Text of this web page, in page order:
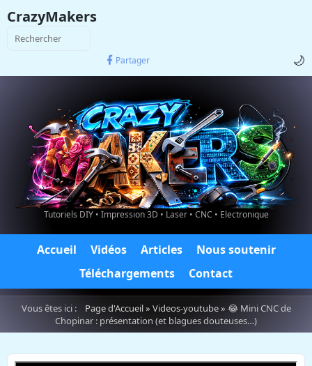
CrazyMakers
Partager 🌙
Tutoriels DIY • Impression 3D • Laser • CNC • Electronique
Accueil Vidéos Articles
Nous soutenir
Téléchargements
Contact
Vous êtes ici : Page d'Accueil» Videos-youtube» 😂 Mini CNC de
Chopinar : présentation (et blagues douteuses…)